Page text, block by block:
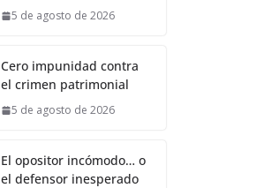
5 de agosto de 2026
Cero impunidad contra
el crimen patrimonial
5 de agosto de 2026
El opositor incómodo… o
el defensor inesperado